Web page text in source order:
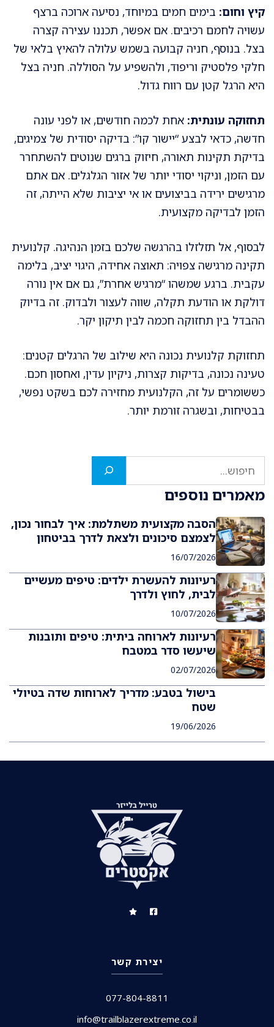
קיץ וחום: בימים חמים במיוחד, נסיעה ארוכה ברצף
עשויה לחמם רכיבים. אם אפשר, תכננו עצירה קצרה
בצל. בנוסף, חניה קבועה בשמש עלולה להאיץ בלאי של
חלקי פלסטיק וריפוד, ולהשפיע על הסוללה. חניה בצל
היא הרגל קטן עם רווח גדול.
תחזוקה עונתית: אחת לכמה חודשים, או לפני עונה
חדשה, כדאי לבצע “יישור קו”: בדיקה יסודית של צמיגים,
בדיקת תקינות תאורה, חיזוק ברגים שנוטים להשתחרר
עם הזמן, וניקוי יסודי יותר של אזור הגלגלים. אם אתם
מרגישים ירידה בביצועים או אי יציבות שלא הייתה, זה
הזמן לבדיקה מקצועית.
לבסוף, אל תזלזלו בהרגשה שלכם בזמן הנהיגה. קלנועית
תקינה מרגישה צפויה: תאוצה אחידה, היגוי יציב, בלימה
עקבית. ברגע שמשהו “מרגיש אחרת”, גם אם אין נורה
דולקת או הודעת תקלה, שווה לעצור ולבדוק. זה בדיוק
ההבדל בין תחזוקה חכמה לבין תיקון יקר.
תחזוקת קלנועית נכונה היא שילוב של הרגלים קטנים:
טעינה נכונה, בדיקות קצרות, ניקיון עדין, ואחסון חכם.
כששומרים על זה, הקלנועית מחזירה לכם בשקט נפשי,
בבטיחות, ובשגרה זורמת יותר.
חיפוש
מאמרים נוספים
הסבה מקצועית משתלמת: איך לבחור נכון,
לצמצם סיכונים ולצאת לדרך בביטחון
16/07/2026
רעיונות להעשרת ילדים: טיפים מעשיים
לבית, לחוץ ולדרך
10/07/2026
רעיונות לארוחה ביתית: טיפים ותובנות
שיעשו סדר במטבח
02/07/2026
בישול בטבע: מדריך לארוחות שדה בטיולי
שטח
19/06/2026
יצירת קשר
077-804-8811
info@trailblazerextreme.co.il